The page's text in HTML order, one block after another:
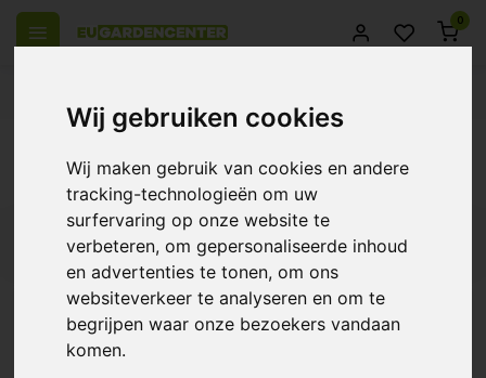
Wij gebruiken cookies
Wij maken gebruik van cookies en andere
tracking-technologieën om uw
surfervaring op onze website te
verbeteren, om gepersonaliseerde inhoud
en advertenties te tonen, om ons
websiteverkeer te analyseren en om te
begrijpen waar onze bezoekers vandaan
komen.
0
Producten getagd met Autoflower